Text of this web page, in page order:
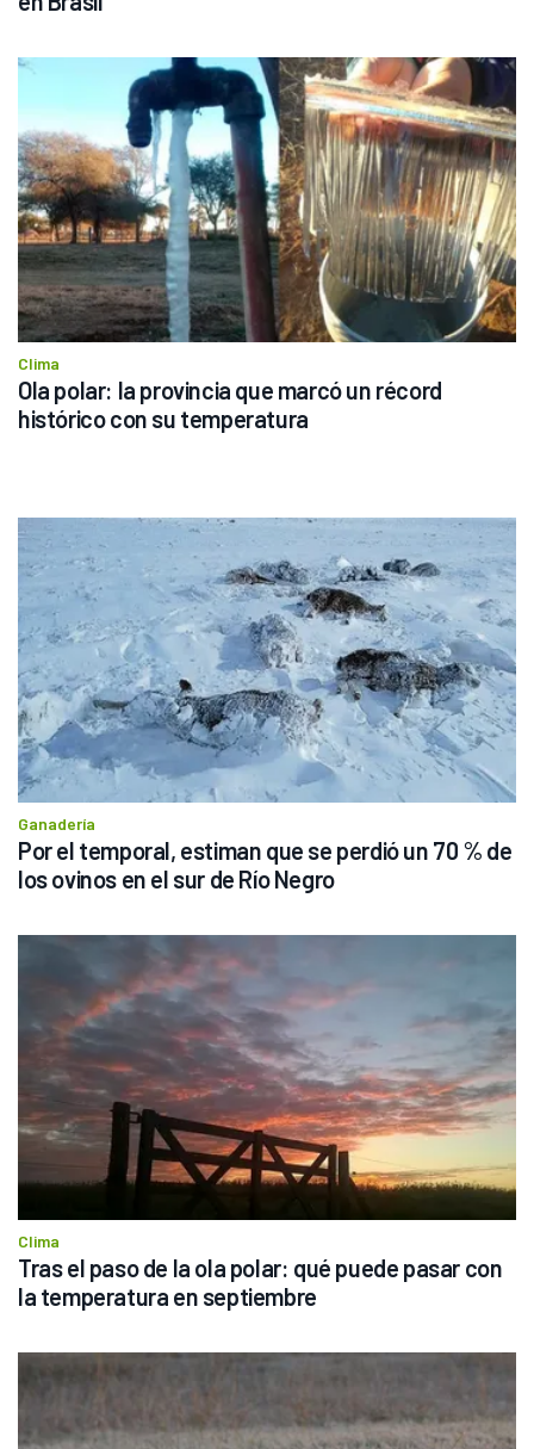
Clima
Ola polar: la provincia que marcó un récord
histórico con su temperatura
Ganadería
Por el temporal, estiman que se perdió un 70 % de
los ovinos en el sur de Río Negro
Clima
Tras el paso de la ola polar: qué puede pasar con
la temperatura en septiembre